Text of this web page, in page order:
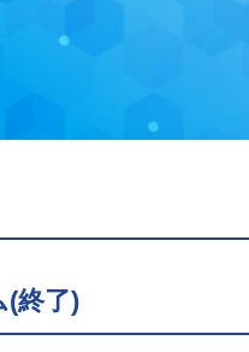
終了)